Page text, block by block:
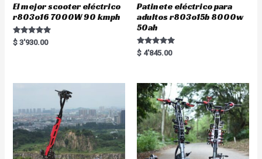
El mejor scooter eléctrico
r803o16 7000W 90 kmph
Rated
5.00
$ 3'930.00
Patinete eléctrico para
adultos r803o15b 8000w
50ah
Rated
5.00
$ 4'845.00